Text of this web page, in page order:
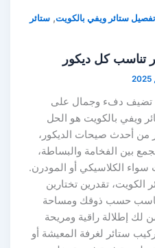
تفصيل ستائر ويفي بالكويت,ستائر
تناسب كل ديكور
تضيف دفء وجمال على
ويفي بالكويت هو الحل
من أحدث صيحات الديكور،
بين الفخامة والبساطة،
سواء الكلاسيكي أو المودرن.
تقدرين تختارين
حسب ذوقك ومساحة
لك إطلالة راقية ومريحة
ستائر لغرفة المعيشة أو